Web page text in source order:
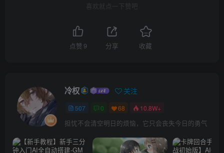
喜欢就点一下赞吧
点赞 9 分享 收藏
冷权 关注
507 0 68 10.8W+
担忧不会清空明日的烦恼，它只会丧失今日的勇气